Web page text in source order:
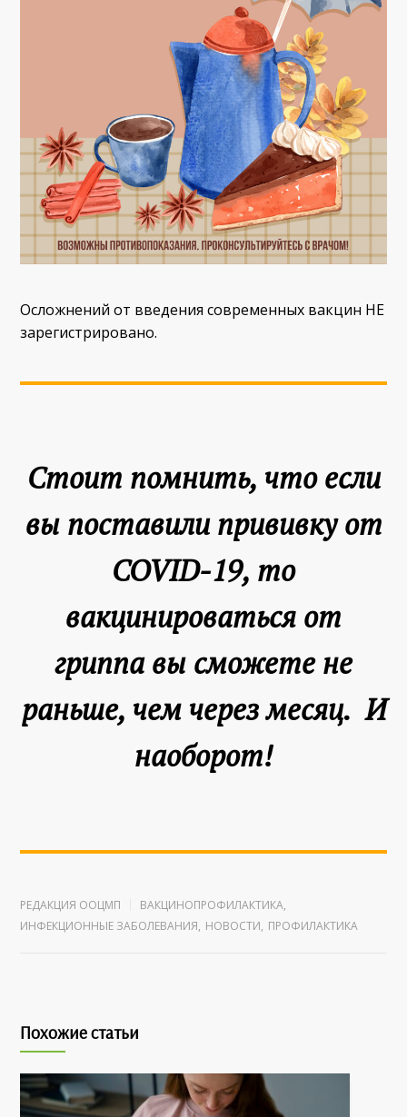
Осложнений от введения современных вакцин НЕ
зарегистрировано.
Стоит помнить, что если
вы поставили прививку от
COVID-19, то
вакцинироваться от
гриппа вы сможете не
раньше, чем через месяц. И
наоборот!
РЕДАКЦИЯ ООЦМП ВАКЦИНОПРОФИЛАКТИКА,
ИНФЕКЦИОННЫЕ ЗАБОЛЕВАНИЯ, НОВОСТИ, ПРОФИЛАКТИКА
Похожие статьи